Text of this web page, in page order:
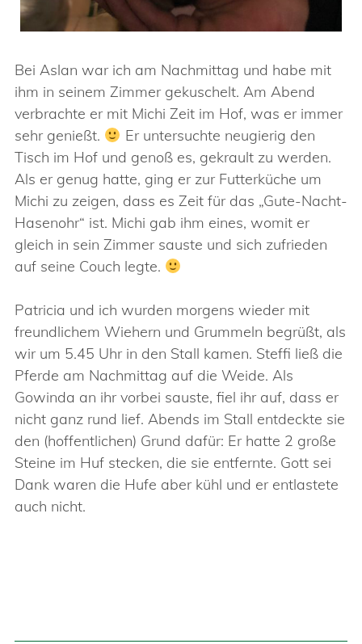
Bei Aslan war ich am Nachmittag und habe mit
ihm in seinem Zimmer gekuschelt. Am Abend
verbrachte er mit Michi Zeit im Hof, was er immer
sehr genießt.
Er untersuchte neugierig den
Tisch im Hof und genoß es, gekrault zu werden.
Als er genug hatte, ging er zur Futterküche um
Michi zu zeigen, dass es Zeit für das „Gute-Nacht-
Hasenohr“ ist. Michi gab ihm eines, womit er
gleich in sein Zimmer sauste und sich zufrieden
auf seine Couch legte.
Patricia und ich wurden morgens wieder mit
freundlichem Wiehern und Grummeln begrüßt, als
wir um 5.45 Uhr in den Stall kamen. Steffi ließ die
Pferde am Nachmittag auf die Weide. Als
Gowinda an ihr vorbei sauste, fiel ihr auf, dass er
nicht ganz rund lief. Abends im Stall entdeckte sie
den (hoffentlichen) Grund dafür: Er hatte 2 große
Steine im Huf stecken, die sie entfernte. Gott sei
Dank waren die Hufe aber kühl und er entlastete
auch nicht.